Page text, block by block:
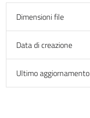
Dimensioni file
Data di creazione
Ultimo aggiornamento